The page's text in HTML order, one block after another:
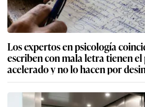
Los expertos en psicología
escriben con mala letra tienen
acelerado y no lo hacen por